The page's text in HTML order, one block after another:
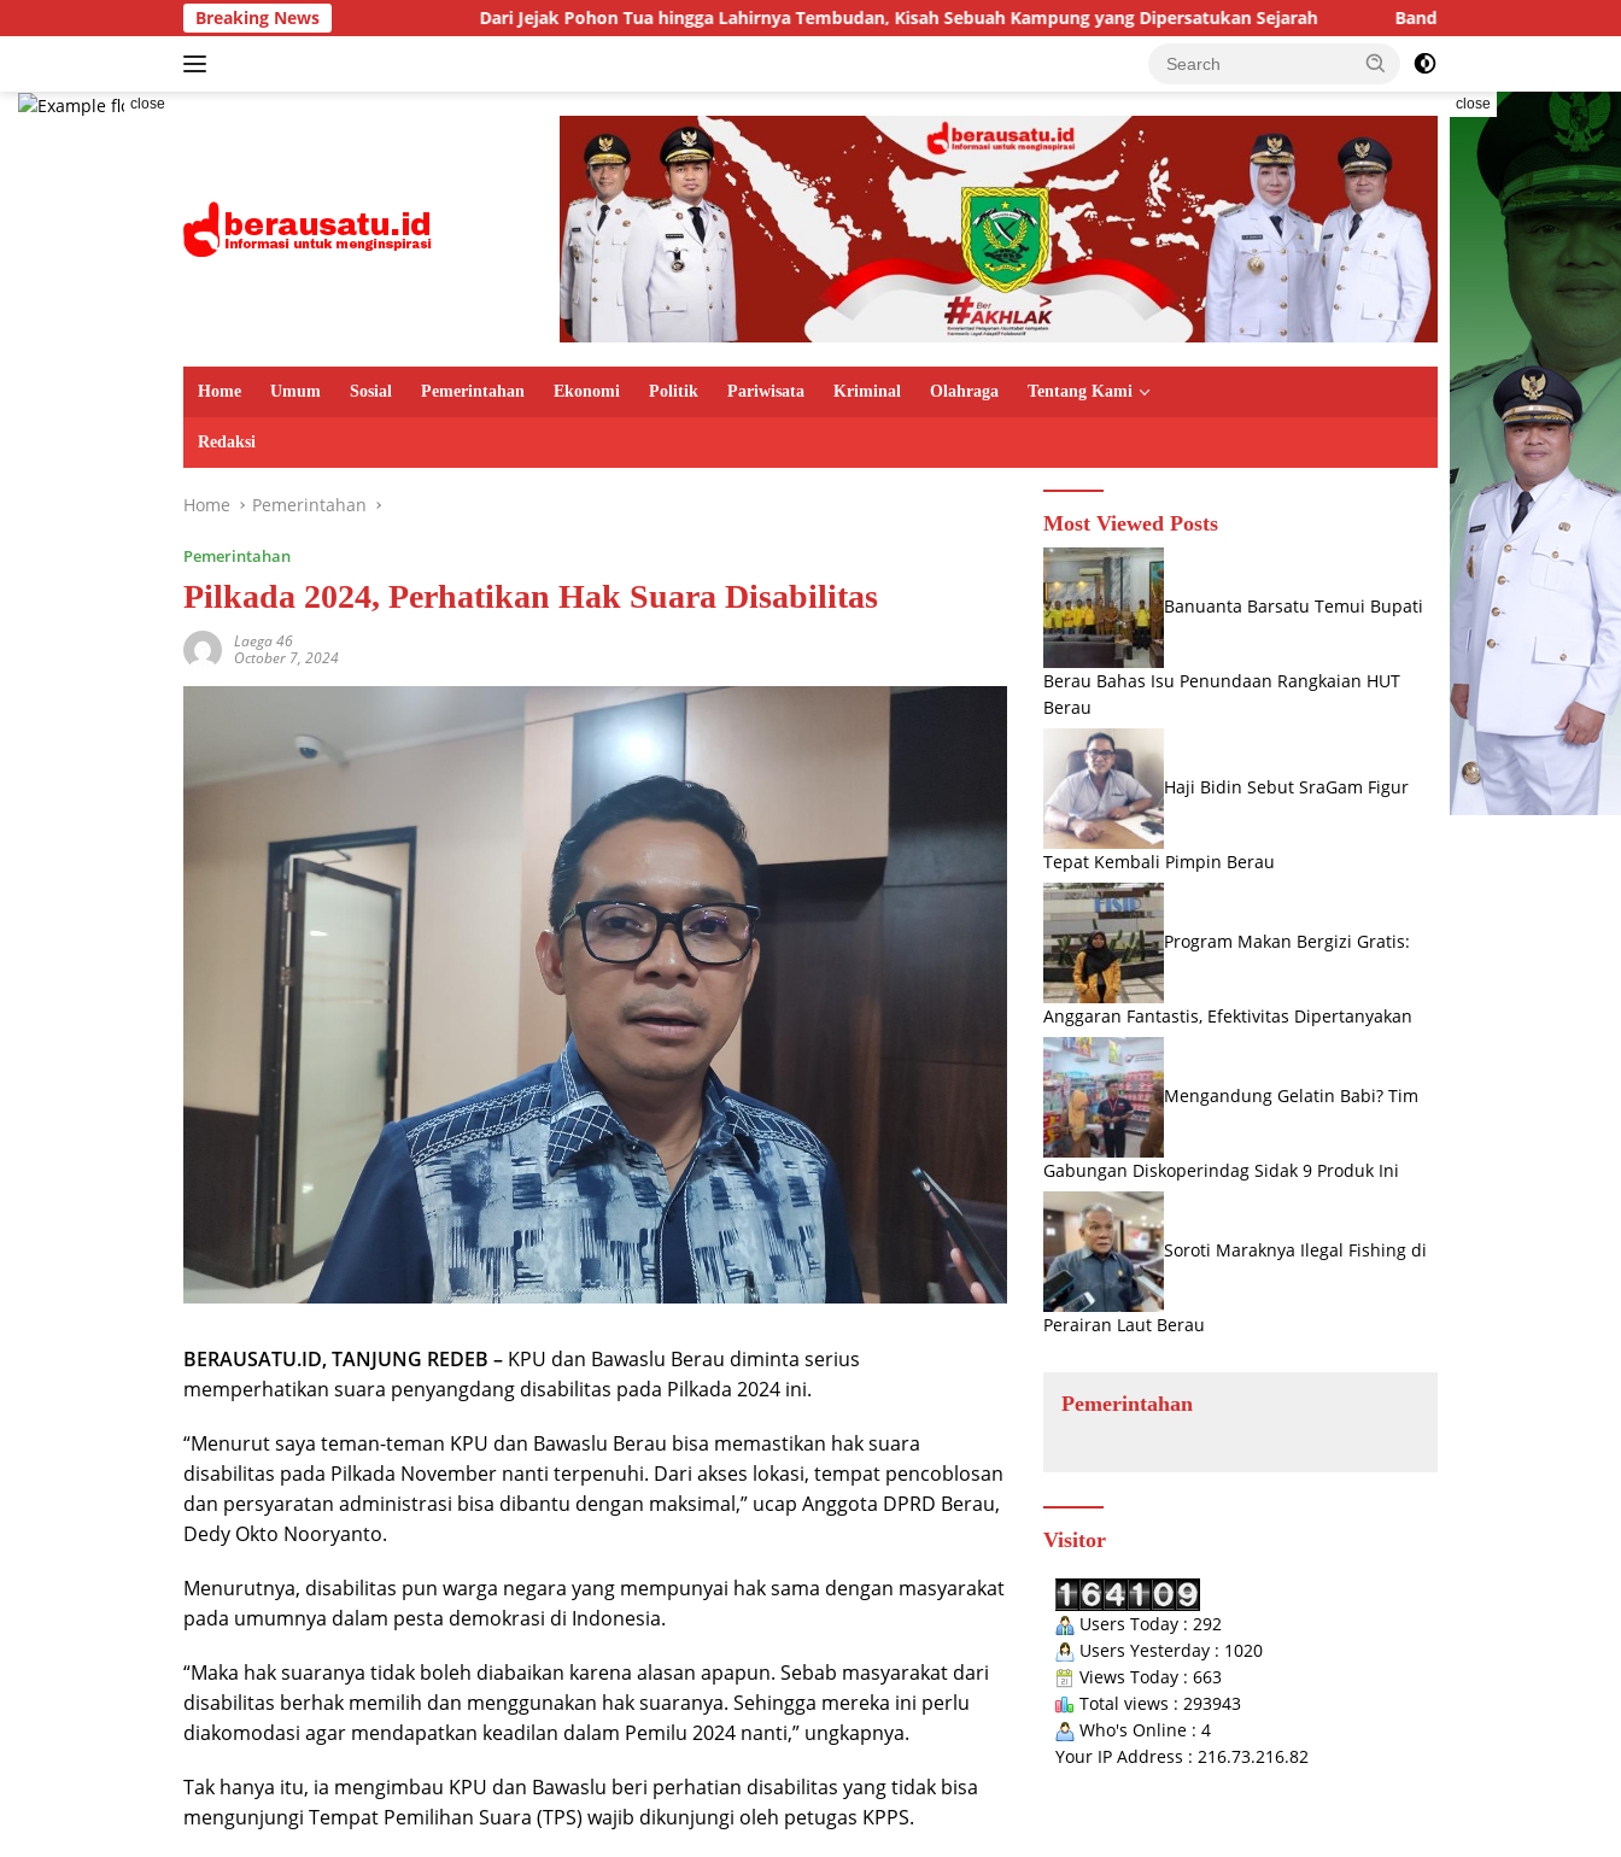
to
Breaking NewsDari Jejak Pohon Tua hingga Lahirnya Tembudan, Kisah Sebuah Kampung yang Dipersatukan Sejarah Bandara Kalimarau Siap Go Internasional,
close close
Home Umum Sosial Pemerintahan Ekonomi Politik Pariwisata Kriminal Olahraga Tentang Kami
Redaksi
Home Pemerintahan
Pemerintahan
Pilkada 2024, Perhatikan Hak Suara Disabilitas
Laega 46
October 7, 2024
BERAUSATU.ID, TANJUNG REDEB – KPU dan Bawaslu Berau diminta serius
memperhatikan suara penyangdang disabilitas pada Pilkada 2024 ini.
“Menurut saya teman-teman KPU dan Bawaslu Berau bisa memastikan hak suara
disabilitas pada Pilkada November nanti terpenuhi. Dari akses lokasi, tempat pencoblosan
dan persyaratan administrasi bisa dibantu dengan maksimal,” ucap Anggota DPRD Berau,
Dedy Okto Nooryanto.
Menurutnya, disabilitas pun warga negara yang mempunyai hak sama dengan masyarakat
pada umumnya dalam pesta demokrasi di Indonesia.
“Maka hak suaranya tidak boleh diabaikan karena alasan apapun. Sebab masyarakat dari
disabilitas berhak memilih dan menggunakan hak suaranya. Sehingga mereka ini perlu
diakomodasi agar mendapatkan keadilan dalam Pemilu 2024 nanti,” ungkapnya.
Tak hanya itu, ia mengimbau KPU dan Bawaslu beri perhatian disabilitas yang tidak bisa
mengunjungi Tempat Pemilihan Suara (TPS) wajib dikunjungi oleh petugas KPPS.
Most Viewed Posts
Banuanta Barsatu Temui Bupati
Berau Bahas Isu Penundaan Rangkaian HUT
Berau
Haji Bidin Sebut SraGam Figur
Tepat Kembali Pimpin Berau
Program Makan Bergizi Gratis:
Anggaran Fantastis, Efektivitas Dipertanyakan
Mengandung Gelatin Babi? Tim
Gabungan Diskoperindag Sidak 9 Produk Ini
Soroti Maraknya Ilegal Fishing di
Perairan Laut Berau
Pemerintahan
Visitor
Users Today : 292
Users Yesterday : 1020
Views Today : 663
Total views : 293943
Who's Online : 4
Your IP Address : 216.73.216.82